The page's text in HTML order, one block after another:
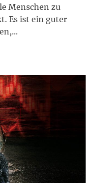
Menschen zu
Es ist ein guter
...